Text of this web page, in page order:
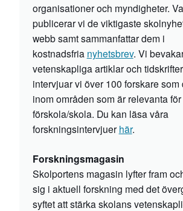
organisationer och myndigheter.
publicerar vi de viktigaste
webb samt sammanfattar dem i
kostnadsfria nyhetsbrev. Vi
vetenskapliga artiklar och
intervjuar vi över 100 forskare som
inom områden som är relevanta för
förskola/skola. Du kan läsa våra
forskningsintervjuer här.
Forskningsmagasin
Skolportens magasin lyfter fram
sig i aktuell forskning med det
syftet att stärka skolans